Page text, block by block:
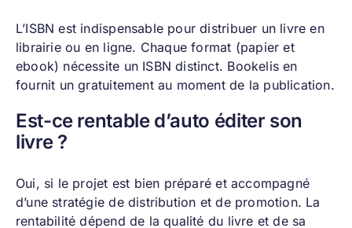
L’ISBN est indispensable pour distribuer un livre en
librairie ou en ligne. Chaque format (papier et
ebook) nécessite un ISBN distinct. Bookelis en
fournit un gratuitement au moment de la publication.
Est-ce rentable d’auto éditer son
livre ?
Oui, si le projet est bien préparé et accompagné
d’une stratégie de distribution et de promotion. La
rentabilité dépend de la qualité du livre et de sa